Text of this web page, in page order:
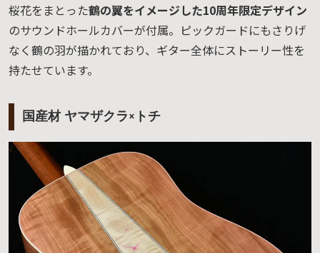
桜花をまとった鶴の翼をイメージした10周年限定デザイン
のサウンドホールカバーが付属。ピックガードにもさりげ
なく鶴の羽が描かれており、ギター全体にストーリー性を
持たせています。
国産材 ヤマザクラ×トチ